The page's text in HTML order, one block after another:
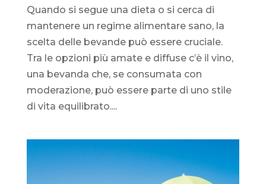
Quando si segue una dieta o si cerca di
mantenere un regime alimentare sano, la
scelta delle bevande può essere cruciale.
Tra le opzioni più amate e diffuse c’è il vino,
una bevanda che, se consumata con
moderazione, può essere parte di uno stile
di vita equilibrato....